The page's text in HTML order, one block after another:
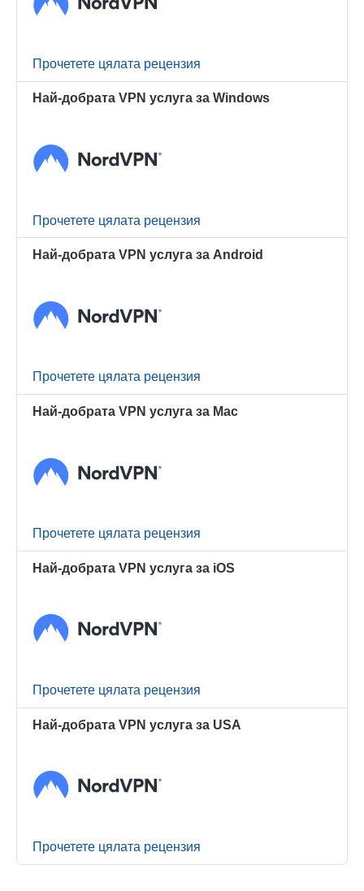
Прочетете цялата рецензия
Най-добрата VPN услуга за Windows
Прочетете цялата рецензия
Най-добрата VPN услуга за Android
Прочетете цялата рецензия
Най-добрата VPN услуга за Mac
Прочетете цялата рецензия
Най-добрата VPN услуга за iOS
Прочетете цялата рецензия
Най-добрата VPN услуга за USA
Прочетете цялата рецензия